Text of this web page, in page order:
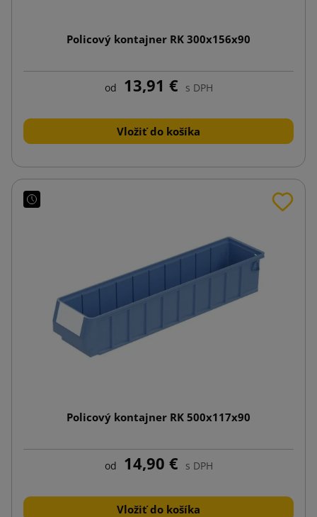
Policový kontajner RK 300x156x90
od 13,91 € s DPH
Vložiť do košíka
Policový kontajner RK 500x117x90
od 14,90 € s DPH
Vložiť do košíka